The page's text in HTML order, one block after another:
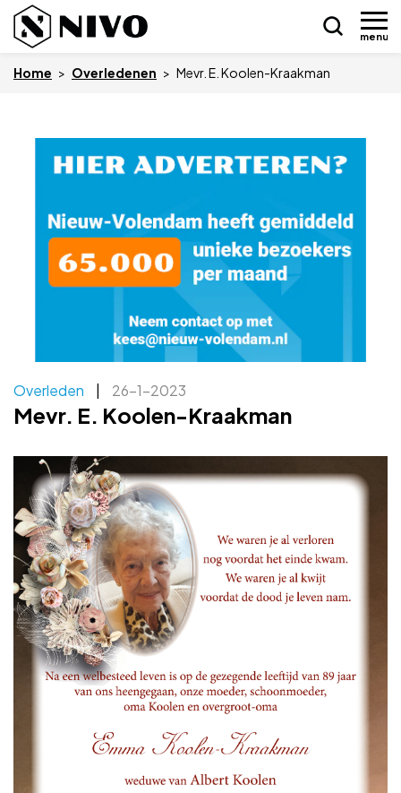
menu
Nieuws
Drukkerij NIVO
Zakelijk
Vacatures
Adverteren
Adreswijziging
Contact
Home > Overledenen > Mevr. E. Koolen-Kraakman
Overleden | 26-1-2023
Mevr. E. Koolen-Kraakman